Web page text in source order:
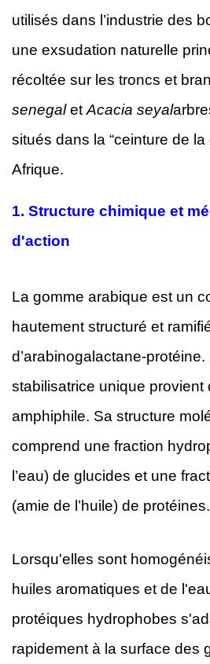
utilisés dans l’industrie des
une exsudation naturelle
récoltée sur les troncs et
senegaletAcacia seyal
situés dans la “ceinture de la
Afrique.
1. Structure chimique et
d'action
La gomme arabique est un
hautement structuré et
d’arabinogalactane-
stabilisatrice unique provient
amphiphile. Sa structure
comprend une fraction
l’eau) de glucides et une
(amie de l’huile) de protéines.
Lorsqu'elles sont
huiles aromatiques et de
protéiques hydrophobes
rapidement à la surface des